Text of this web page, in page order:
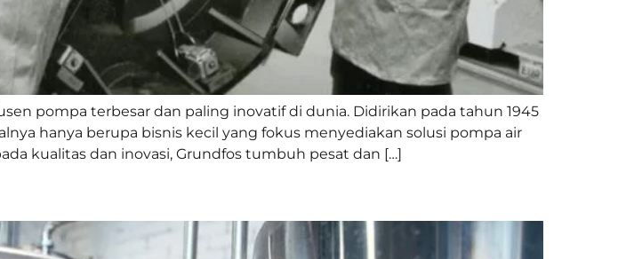
pompa terbesar dan paling inovatif di dunia. Didirikan pada tahun 1945
hanya berupa bisnis kecil yang fokus menyediakan solusi pompa air
kualitas dan inovasi, Grundfos tumbuh pesat dan […]